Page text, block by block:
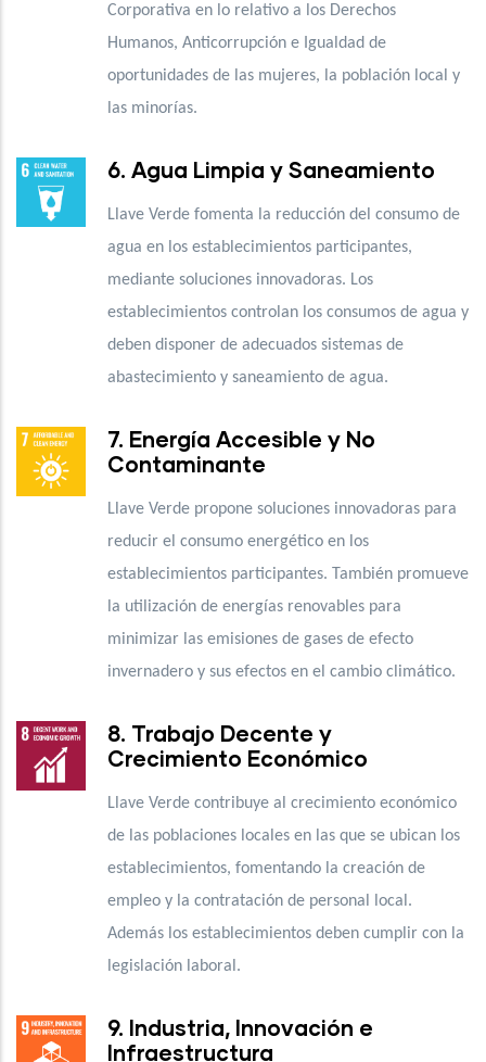
Corporativa en lo relativo a los Derechos
Humanos, Anticorrupción e Igualdad de
oportunidades de las mujeres, la población local y
las minorías.
6. Agua Limpia y Saneamiento
Llave Verde fomenta la reducción del consumo de
agua en los establecimientos participantes,
mediante soluciones innovadoras. Los
establecimientos controlan los consumos de agua y
deben disponer de adecuados sistemas de
abastecimiento y saneamiento de agua.
7. Energía Accesible y No
Contaminante
Llave Verde propone soluciones innovadoras para
reducir el consumo energético en los
establecimientos participantes. También promueve
la utilización de energías renovables para
minimizar las emisiones de gases de efecto
invernadero y sus efectos en el cambio climático.
8. Trabajo Decente y
Crecimiento Económico
Llave Verde contribuye al crecimiento económico
de las poblaciones locales en las que se ubican los
establecimientos, fomentando la creación de
empleo y la contratación de personal local.
Además los establecimientos deben cumplir con la
legislación laboral.
9. Industria, Innovación e
Infraestructura